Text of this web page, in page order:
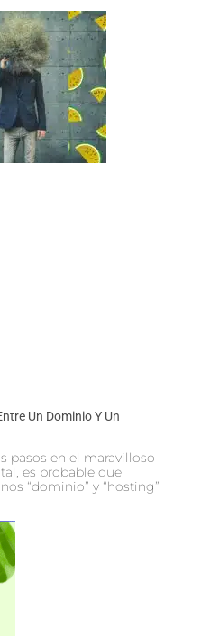
Un Dominio Y Un
pasos en el maravilloso
es probable que
“dominio” y “hosting”